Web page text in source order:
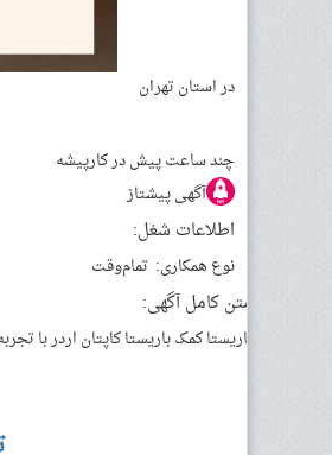
در استان تهران
چند ساعت پیشدر کارپیشه
آگهی پیشتاز
اطلاعات شغل:
نوع همکاری: تمام‌وقت
متن کامل آگهی:
باریستا کمک باریستا کاپتان اردر با